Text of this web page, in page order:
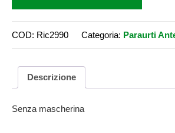
COD: Ric2990 Categoria: Paraurti
Descrizione
Senza mascherina